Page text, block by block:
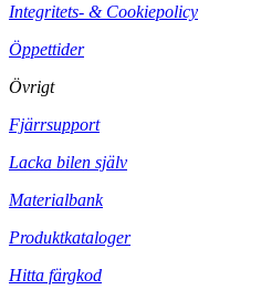
Integritets- & Cookiepolicy
Öppettider
Övrigt
Fjärrsupport
Lacka bilen själv
Materialbank
Produktkataloger
Hitta färgkod